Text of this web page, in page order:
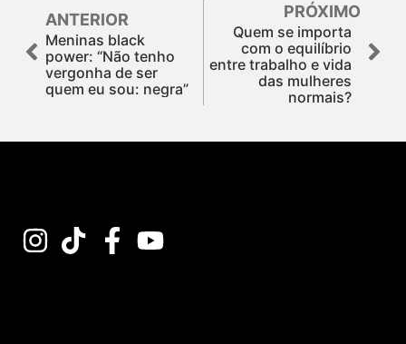
ANTERIOR
Meninas black
power: “Não tenho
vergonha de ser
quem eu sou: negra”
PRÓXIMO
Quem se importa
com o equilíbrio
entre trabalho e vida
das mulheres
normais?